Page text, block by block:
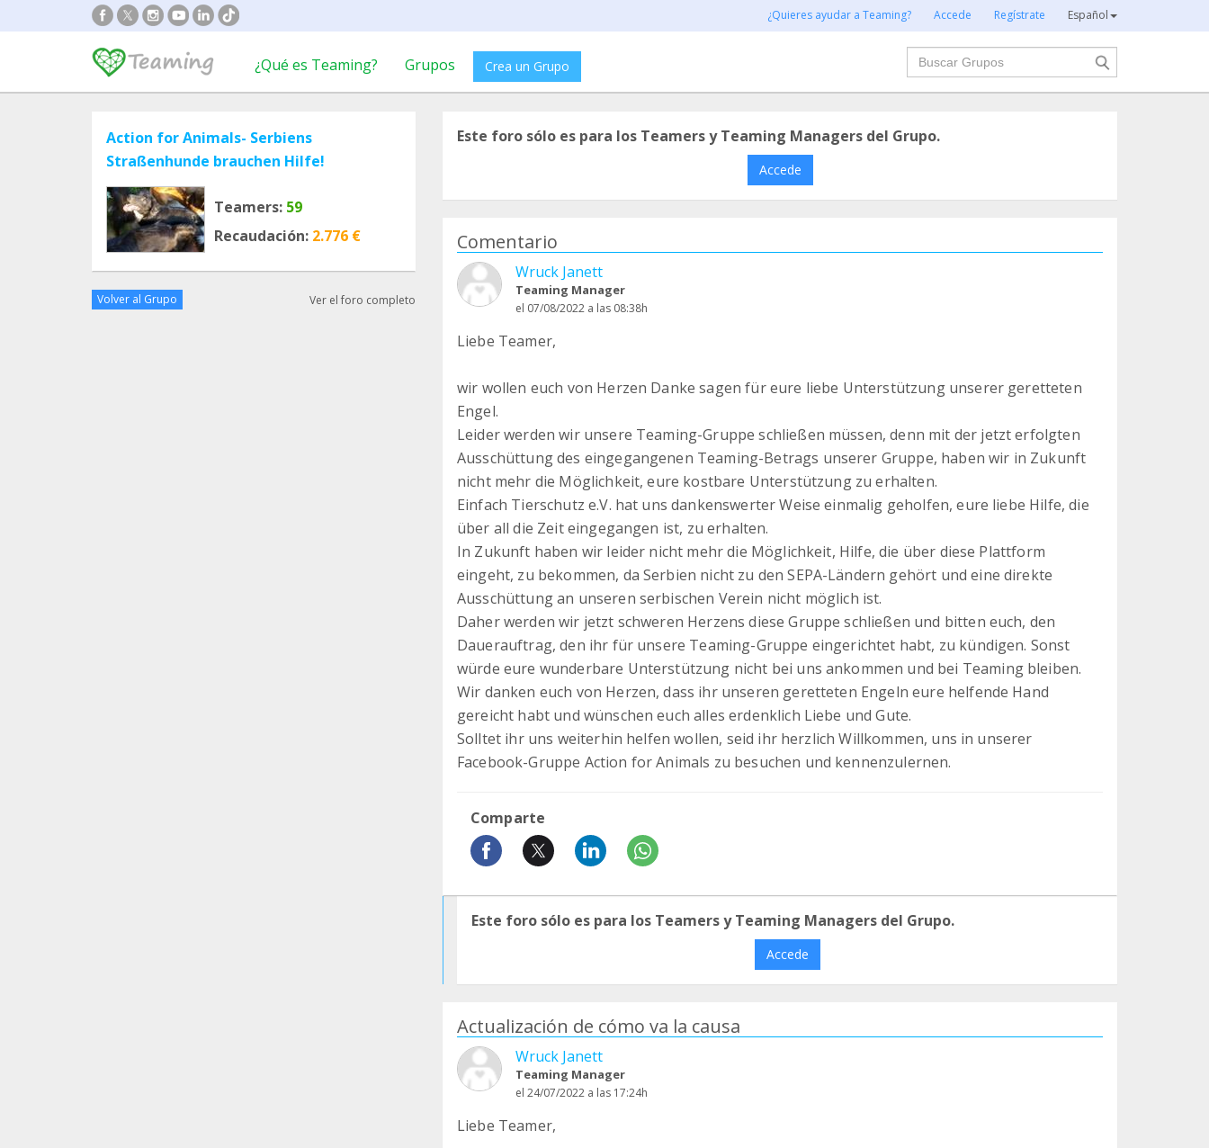
¿Quieres ayudar a Teaming? Accede Regístrate Español
¿Qué es Teaming? Grupos Crea un Grupo
Buscar
Action for Animals- Serbiens
Straßenhunde brauchen Hilfe!
Teamers: 59
Recaudación: 2.776 €
Volver al Grupo Ver el foro completo
Este foro sólo es para los Teamers y Teaming Managers del Grupo.
Accede
Comentario
Wruck Janett
Teaming Manager
el 07/08/2022 a las 08:38h
Liebe Teamer,
wir wollen euch von Herzen Danke sagen für eure liebe Unterstützung unserer geretteten
Engel.
Leider werden wir unsere Teaming-Gruppe schließen müssen, denn mit der jetzt erfolgten
Ausschüttung des eingegangenen Teaming-Betrags unserer Gruppe, haben wir in Zukunft
nicht mehr die Möglichkeit, eure kostbare Unterstützung zu erhalten.
Einfach Tierschutz e.V. hat uns dankenswerter Weise einmalig geholfen, eure liebe Hilfe, die
über all die Zeit eingegangen ist, zu erhalten.
In Zukunft haben wir leider nicht mehr die Möglichkeit, Hilfe, die über diese Plattform
eingeht, zu bekommen, da Serbien nicht zu den SEPA-Ländern gehört und eine direkte
Ausschüttung an unseren serbischen Verein nicht möglich ist.
Daher werden wir jetzt schweren Herzens diese Gruppe schließen und bitten euch, den
Dauerauftrag, den ihr für unsere Teaming-Gruppe eingerichtet habt, zu kündigen. Sonst
würde eure wunderbare Unterstützung nicht bei uns ankommen und bei Teaming bleiben.
Wir danken euch von Herzen, dass ihr unseren geretteten Engeln eure helfende Hand
gereicht habt und wünschen euch alles erdenklich Liebe und Gute.
Solltet ihr uns weiterhin helfen wollen, seid ihr herzlich Willkommen, uns in unserer
Facebook-Gruppe Action for Animals zu besuchen und kennenzulernen.
Comparte
Este foro sólo es para los Teamers y Teaming Managers del Grupo.
Accede
Actualización de cómo va la causa
Wruck Janett
Teaming Manager
el 24/07/2022 a las 17:24h
Liebe Teamer,